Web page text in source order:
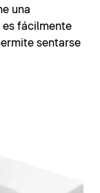
una
es fácilmente
sentarse